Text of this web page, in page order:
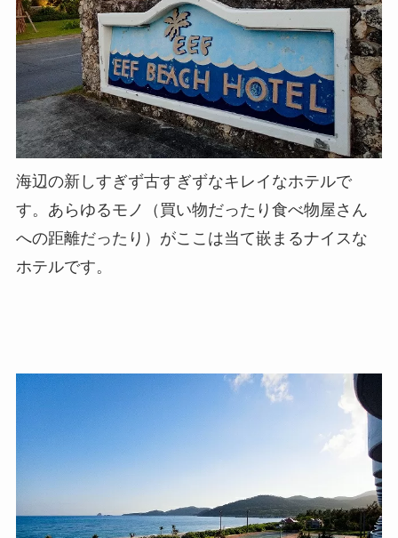
海辺の新しすぎず古すぎずなキレイなホテルで
す。あらゆるモノ（買い物だったり食べ物屋さん
への距離だったり）がここは当て嵌まるナイスな
ホテルです。